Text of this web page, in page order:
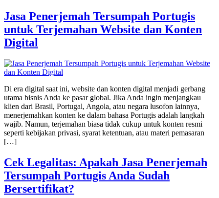
Jasa Penerjemah Tersumpah Portugis
untuk Terjemahan Website dan Konten
Digital
Di era digital saat ini, website dan konten digital menjadi gerbang
utama bisnis Anda ke pasar global. Jika Anda ingin menjangkau
klien dari Brasil, Portugal, Angola, atau negara lusofon lainnya,
menerjemahkan konten ke dalam bahasa Portugis adalah langkah
wajib. Namun, terjemahan biasa tidak cukup untuk konten resmi
seperti kebijakan privasi, syarat ketentuan, atau materi pemasaran
[…]
Cek Legalitas: Apakah Jasa Penerjemah
Tersumpah Portugis Anda Sudah
Bersertifikat?